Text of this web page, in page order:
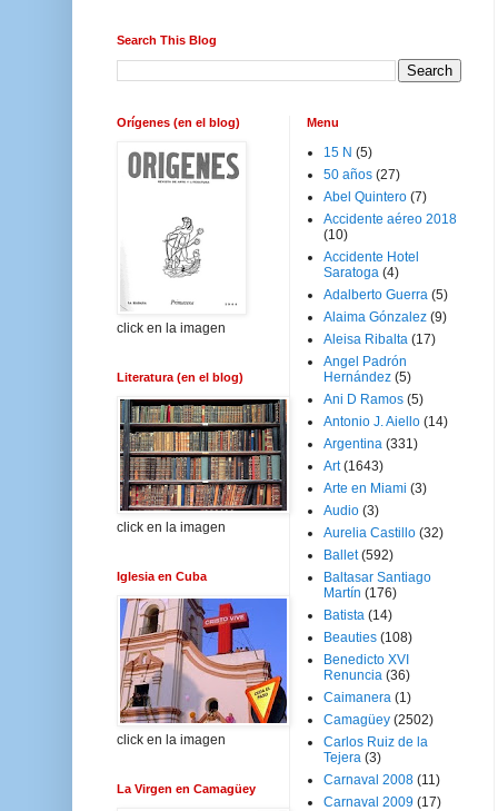
Search This Blog
Orígenes (en el blog)
click en la imagen
Literatura (en el blog)
click en la imagen
Iglesia en Cuba
click en la imagen
La Virgen en Camagüey
Menu
15 N (5)
50 años (27)
Abel Quintero (7)
Accidente aéreo 2018
(10)
Accidente Hotel
Saratoga (4)
Adalberto Guerra (5)
Alaima Gónzalez (9)
Aleisa Ribalta (17)
Angel Padrón
Hernández (5)
Ani D Ramos (5)
Antonio J. Aiello (14)
Argentina (331)
Art (1643)
Arte en Miami (3)
Audio (3)
Aurelia Castillo (32)
Ballet (592)
Baltasar Santiago
Martín (176)
Batista (14)
Beauties (108)
Benedicto XVI
Renuncia (36)
Caimanera (1)
Camagüey (2502)
Carlos Ruiz de la
Tejera (3)
Carnaval 2008 (11)
Carnaval 2009 (17)